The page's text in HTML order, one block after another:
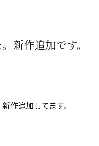
新作追加です。
作追加してます。